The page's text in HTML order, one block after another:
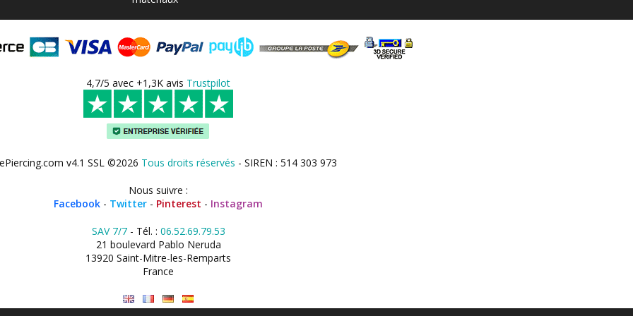
4,7/5 avec +1,3K avis Trustpilot
v4.1 SSL ©2026 Tous droits réservés - SIREN : 514 303 973
Nous suivre :
Facebook - Twitter - Pinterest - Instagram
SAV 7/7- Tél. : 06.52.69.79.53
21 boulevard Pablo Neruda
13920 Saint-Mitre-les-Remparts
France